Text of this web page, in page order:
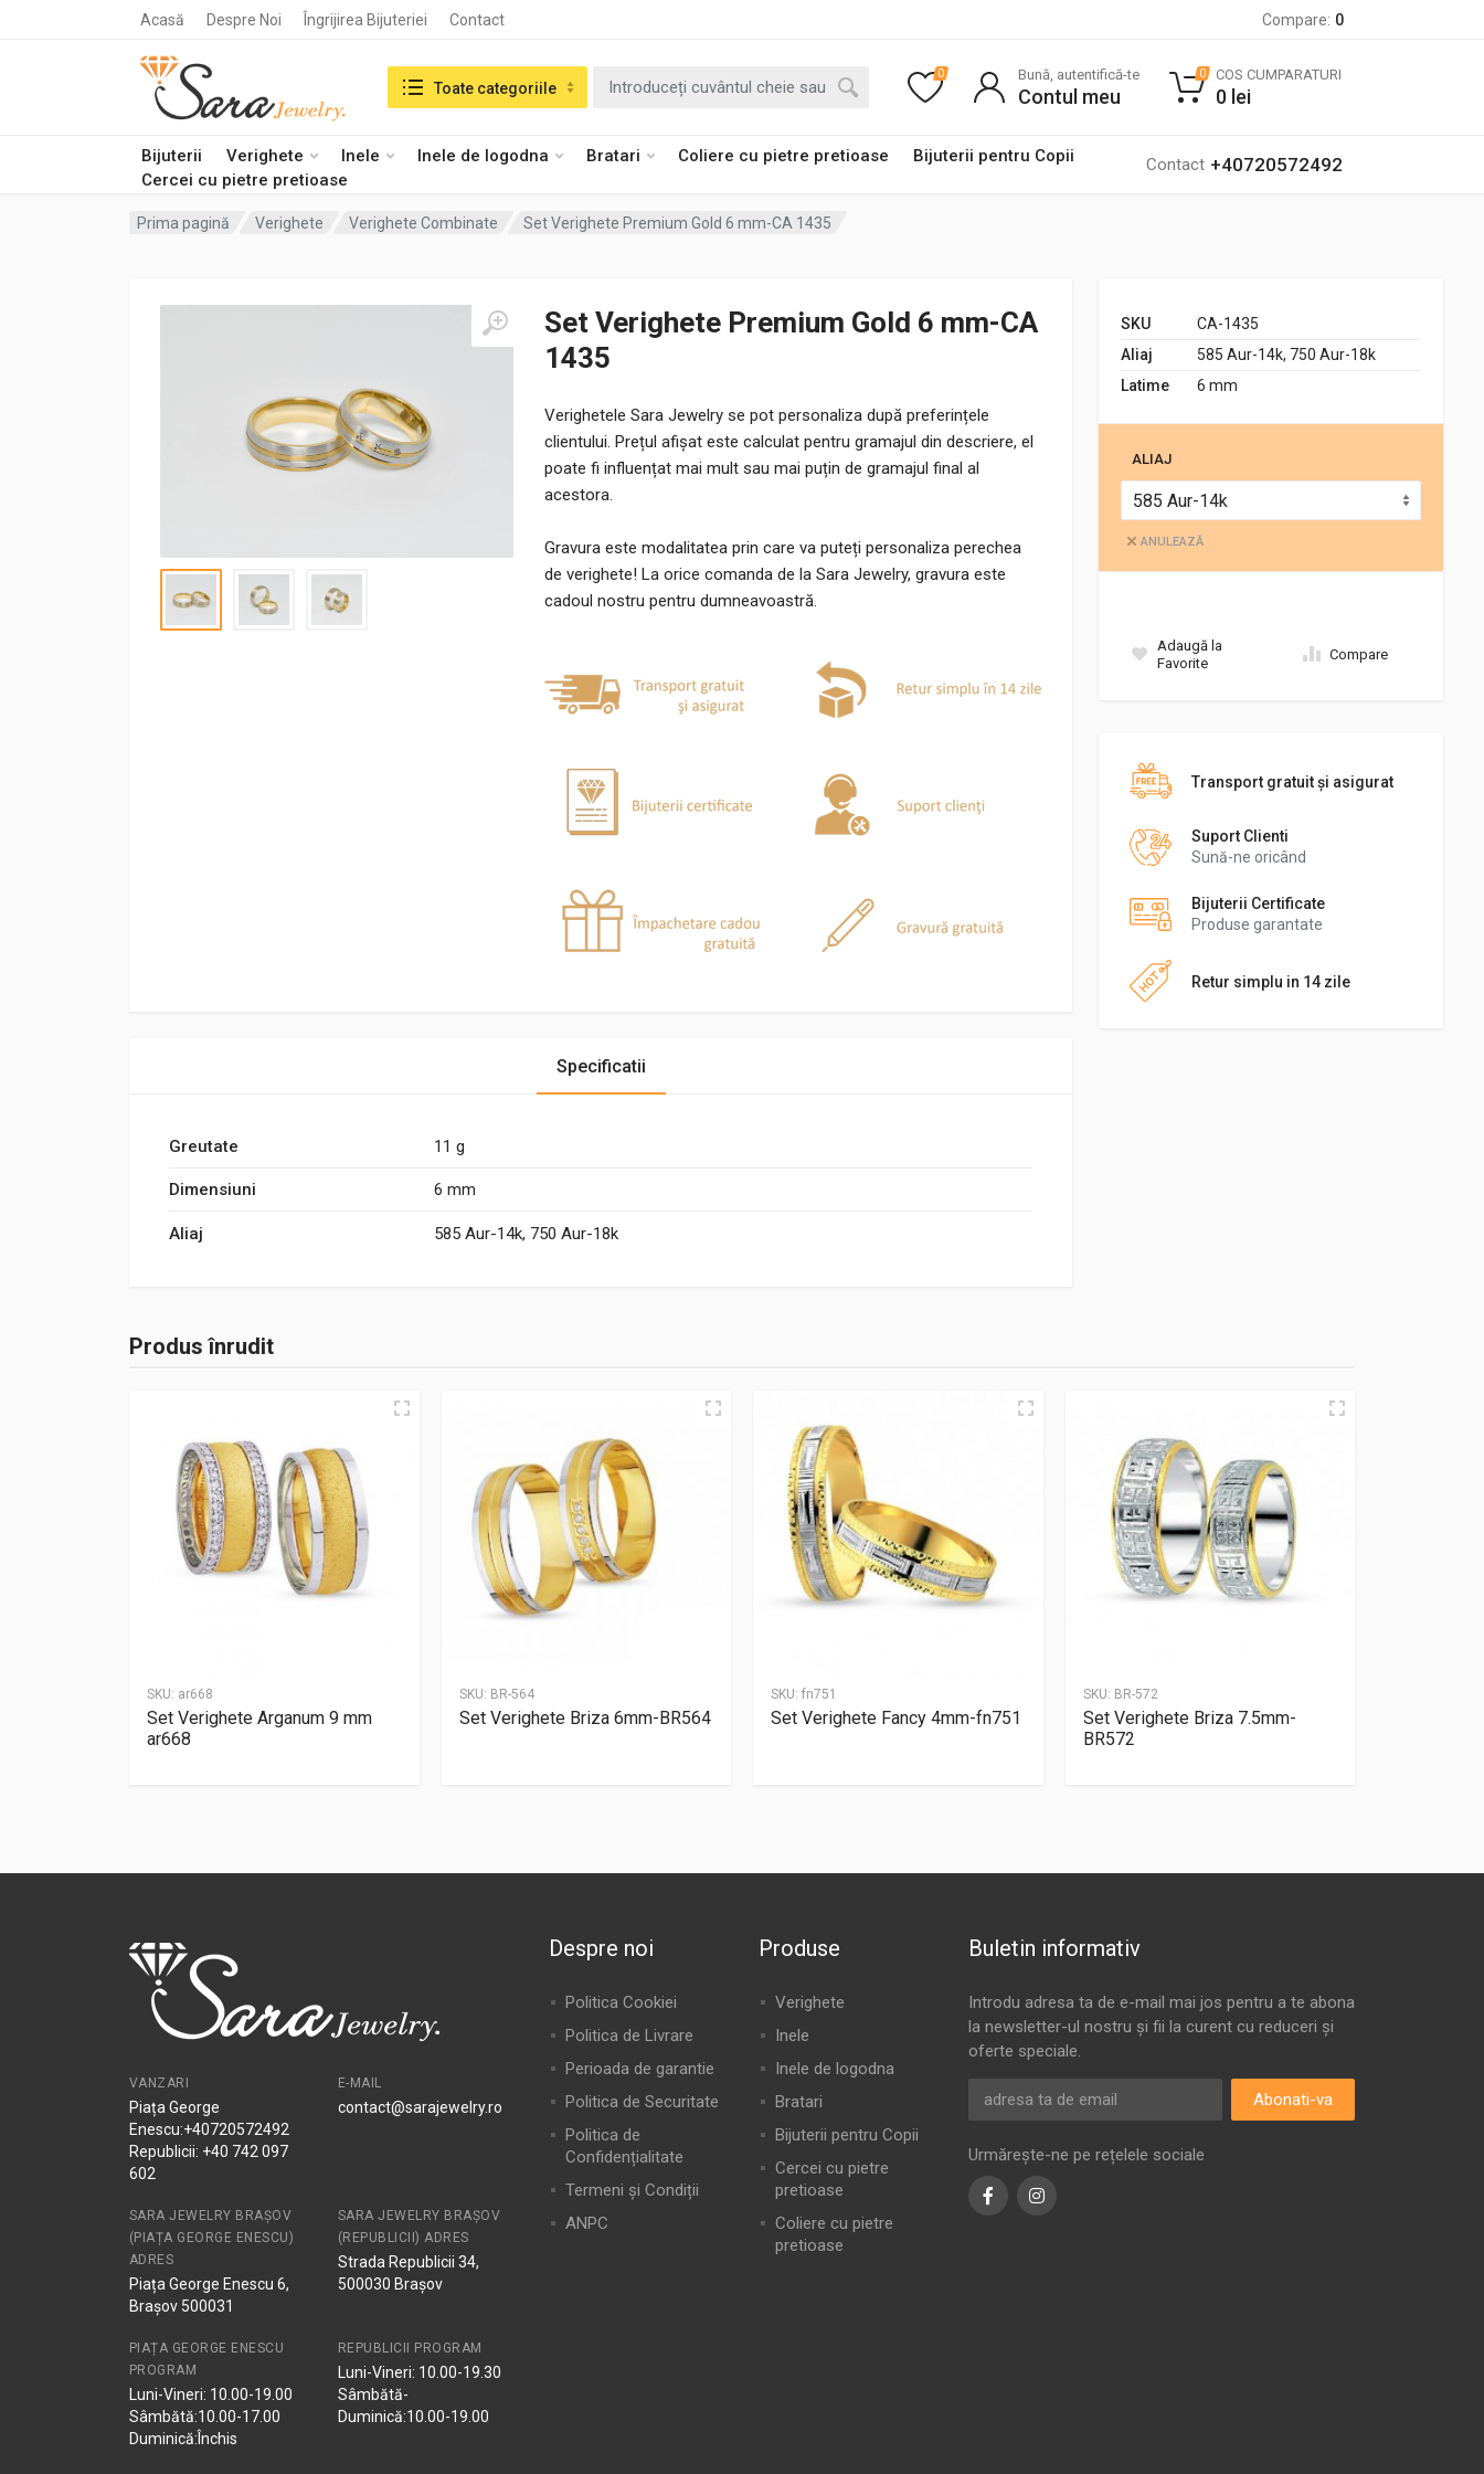
Acasă Despre Noi Îngrijirea Bijuteriei Contact Compare: 0
Bijuterii Verighete Inele Inele de logodna Bratari Coliere cu pietre pretioase
Bijuterii pentru Copii
Cercei cu pietre pretioase
Contact +40720572492
Search in:Toate categoriile
0 Bună, autentifică-te
Contul meu
0 COS CUMPARATURI
0 lei
Prima pagină Verighete Verighete Combinate Set Verighete Premium Gold 6 mm-CA 1435
Set Verighete Premium Gold 6 mm-CA
1435
Verighetele Sara Jewelry se pot personaliza după preferințele
clientului. Prețul afișat este calculat pentru gramajul din descriere, el
poate fi influențat mai mult sau mai puțin de gramajul final al
acestora.
Gravura este modalitatea prin care va puteți personaliza perechea
de verighete! La orice comanda de la Sara Jewelry, gravura este
cadoul nostru pentru dumneavoastră.
SKU
CA-1435
Aliaj
585 Aur-14k, 750 Aur-18k
Latime
6 mm
ALIAJ
ANULEAZĂ
Adaugă la
Favorite
Compare
Transport gratuit şi asigurat
Suport Clienti
Sună-ne oricând
Bijuterii Certificate
Produse garantate
Retur simplu in 14 zile
Specificatii
Greutate 11 g
Dimensiuni 6 mm
Aliaj 585 Aur-14k, 750 Aur-18k
Produs înrudit
SKU: ar668
Set Verighete Arganum 9 mm
ar668
SKU: BR-564
Set Verighete Briza 6mm-BR564
SKU: fn751
Set Verighete Fancy 4mm-fn751
SKU: BR-572
Set Verighete Briza 7.5mm-
BR572
VANZARI
Piața George
Enescu:+40720572492
Republicii: +40 742 097
602
E-MAIL
contact@sarajewelry.ro
SARA JEWELRY BRAȘOV
(PIAȚA GEORGE ENESCU)
ADRES
Piața George Enescu 6,
Brașov 500031
SARA JEWELRY BRAȘOV
(REPUBLICII) ADRES
Strada Republicii 34,
500030 Brașov
PIAȚA GEORGE ENESCU
PROGRAM
Luni-Vineri: 10.00-19.00
Sâmbătă:10.00-17.00
Duminică:Închis
REPUBLICII PROGRAM
Luni-Vineri: 10.00-19.30
Sâmbătă-
Duminică:10.00-19.00
Despre noi
Politica Cookiei
Politica de Livrare
Perioada de garantie
Politica de Securitate
Politica de
Confidențialitate
Termeni și Condiții
ANPC
Produse
Verighete
Inele
Inele de logodna
Bratari
Bijuterii pentru Copii
Cercei cu pietre
pretioase
Coliere cu pietre
pretioase
Buletin informativ
Introdu adresa ta de e-mail mai jos pentru a te abona
la newsletter-ul nostru și fii la curent cu reduceri și
oferte speciale.
Abonati-va
Urmărește-ne pe rețelele sociale
FacebookInstagram